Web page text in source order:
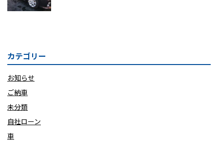
カテゴリー
お知らせ
ご納車
未分類
自社ローン
車